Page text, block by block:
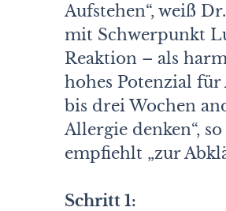
Aufstehen“, weiß
mit Schwerpunkt
Reaktion – als
hohes Potenzial für
bis drei Wochen
Allergie denken“,
empfiehlt „zur
Schritt 1: